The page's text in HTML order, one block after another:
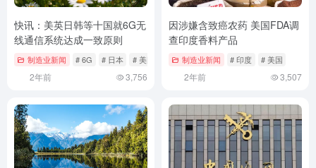
快讯：美英日韩等十国就6G无
线通信系统达成一致原则
制造业新闻 # 6G # 日本 # 美国
2年前 3,756
因涉嫌含致癌农药 美国FDA调
查印度香料产品
制造业新闻 # 印度 # 美国
2年前 3,507